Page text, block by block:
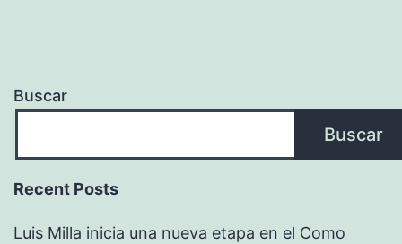
Buscar
Buscar
Recent Posts
Luis Milla inicia una nueva etapa en el Como